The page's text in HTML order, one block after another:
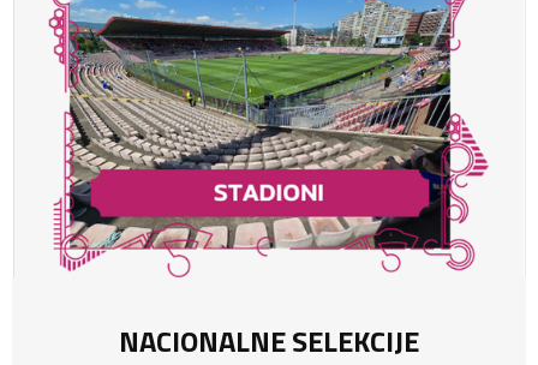
NACIONALNE SELEKCIJE